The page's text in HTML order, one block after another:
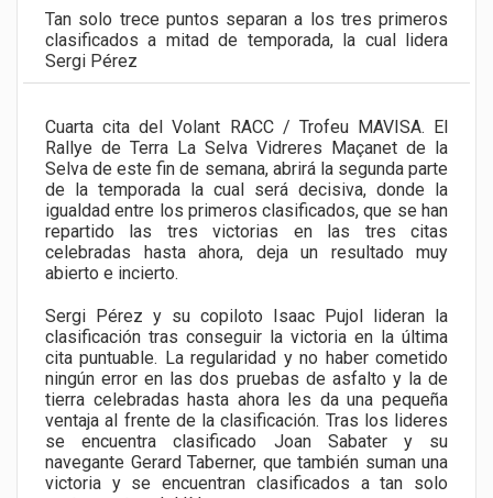
Tan solo trece puntos separan a los tres primeros
clasificados a mitad de temporada, la cual lidera
Sergi Pérez
Cuarta cita del Volant RACC / Trofeu MAVISA. El
Rallye de Terra La Selva Vidreres Maçanet de la
Selva de este fin de semana, abrirá la segunda parte
de la temporada la cual será decisiva, donde la
igualdad entre los primeros clasificados, que se han
repartido las tres victorias en las tres citas
celebradas hasta ahora, deja un resultado muy
abierto e incierto.
Sergi Pérez y su copiloto Isaac Pujol lideran la
clasificación tras conseguir la victoria en la última
cita puntuable. La regularidad y no haber cometido
ningún error en las dos pruebas de asfalto y la de
tierra celebradas hasta ahora les da una pequeña
ventaja al frente de la clasificación. Tras los lideres
se encuentra clasificado Joan Sabater y su
navegante Gerard Taberner, que también suman una
victoria y se encuentran clasificados a tan solo